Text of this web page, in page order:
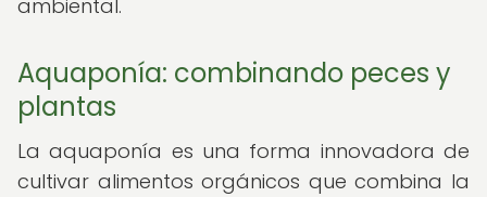
ambiental.
Aquaponía: combinando peces y
plantas
La aquaponía es una forma innovadora de
cultivar alimentos orgánicos que combina la